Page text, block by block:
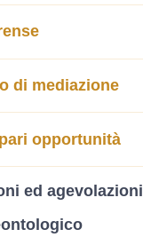
di mediazione
opportunità
ed agevolazioni